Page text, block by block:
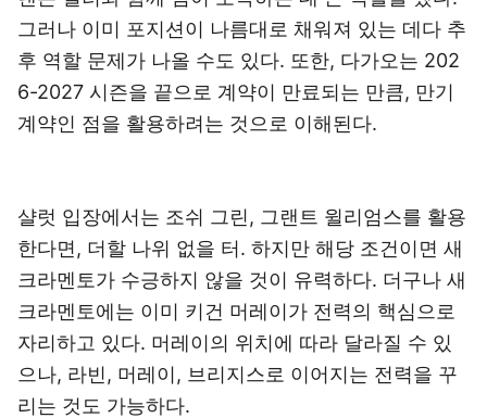
그러나 이미 포지션이 나름대로 채워져 있는 데다 추
후 역할 문제가 나올 수도 있다. 또한, 다가오는 202
6-2027 시즌을 끝으로 계약이 만료되는 만큼, 만기
계약인 점을 활용하려는 것으로 이해된다.
샬럿 입장에서는 조쉬 그린, 그랜트 윌리엄스를 활용
한다면, 더할 나위 없을 터. 하지만 해당 조건이면 새
크라멘토가 수긍하지 않을 것이 유력하다. 더구나 새
크라멘토에는 이미 키건 머레이가 전력의 핵심으로
자리하고 있다. 머레이의 위치에 따라 달라질 수 있
으나, 라빈, 머레이, 브리지스로 이어지는 전력을 꾸
리는 것도 가능하다.